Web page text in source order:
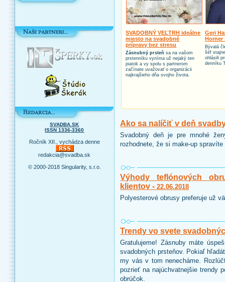
SVADBA.SK
ISSN 1336-3360
Ročník XII., vychádza denne
redakcia@svadba.sk
© 2000-2018 Singularity, s.r.o.
SVADOBNÝ VEĽTRH ideálne
miesto na svadobné
prípravy bez stresu
Zásnubný prsteň sa na vašom
prstenníku vyníma už nejaký ten
piatok a vy spolu s partnerom
začínate uvažovať o organizácii
najkrajšieho dňa svojho života.
Geri
Horner
Bývalá
šéf
ohlásili
denníku
Ako sa nalíčiť v deň
Svadobný deň je pre mnohé
rozhodnete, že si make-up
Výhody teflónových
klientov -22.06.2018
Polyesterové obrusy preferuje už
Trendy vo svete
Gratulujeme! Zásnuby máte
svadobných prsteňov. Pokiaľ
my vás v tom nenecháme.
pozrieť na najúchvatnejšie trendy
obrúčok.